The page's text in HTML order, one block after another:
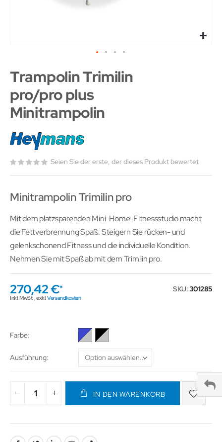
Trampolin Trimilin
pro/pro plus
Minitrampolin
Seien Sie der erste, der dieses Produkt bewertet
Minitrampolin Trimilin pro
Mit dem platzsparenden Mini-Home-Fitnessstudio macht
die Fettverbrennung Spaß. Steigern Sie rücken- und
gelenkschonend Fitness und die individuelle Kondition.
Nehmen Sie mit Spaß ab mit dem Trimilin pro.
270,42 €
Inkl. MwSt.,exkl.Versandkosten
SKU 301285
Farbe
Ausführung
IN DEN WARENKORB